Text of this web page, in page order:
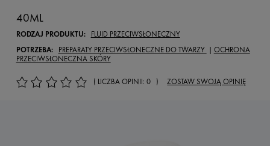
40ML
RODZAJ PRODUKTU:
FLUID PRZECIWSŁONECZNY
POTRZEBA:
PREPARATY PRZECIWSŁONECZNE DO TWARZY | OCHRONA
PRZECIWSŁONECZNA SKÓRY
( LICZBA OPINII: 0 ) ZOSTAW SWOJĄ OPINIĘ